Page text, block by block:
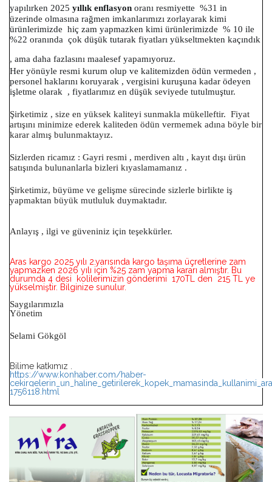
yapılırken 2025yıllık enflasyon oranı resmiyette %31 in
üzerinde olmasına rağmen imkanlarımızı zorlayarak kimi
ürünlerimizde hiç zam yapmazken kimi ürünlerimizde % 10 ile
%22 oranında çok düşük tutarak fiyatları yükseltmekten kaçındık
, ama daha fazlasını maalesef yapamıyoruz.
Her yönüyle resmi kurum olup ve kalitemizden ödün vermeden ,
personel haklarını koruyarak , vergisini kuruşuna kadar ödeyen
işletme olarak , fiyatlarımız en düşük seviyede tutulmuştur.
Şirketimiz , size en yüksek kaliteyi sunmakla mükelleftir. Fiyat
artışını minimize ederek kaliteden ödün vermemek adına böyle bir
karar almış bulunmaktayız.
Sizlerden ricamız : Gayri resmi , merdiven altı , kayıt dışı ürün
satışında bulunanlarla bizleri kıyaslamamanız .
Şirketimiz, büyüme ve gelişme sürecinde sizlerle birlikte iş
yapmaktan büyük mutluluk duymaktadır.
Anlayış , ilgi ve güveniniz için teşekkürler.
Aras kargo 2025 yılı 2.yarısında kargo taşıma üçretlerine zam
yapmazken 2026 yılı için %25 zam yapma kararı almıştır. Bu
durumda 4 desi kolilerimizin gönderimi 170TL den 215 TL ye
yükselmiştir. Bilginize sunulur.
Saygılarımızla
Yönetim
Selami Gökgöl
Bilime katkımız .
https://www.konhaber.com/haber-
1756118.html